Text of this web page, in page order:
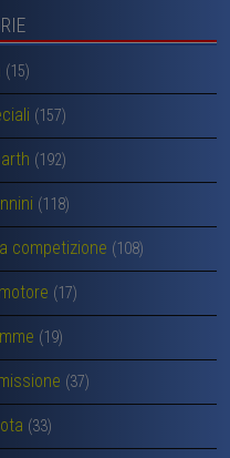
(15)
(157)
(192)
(118)
competizione (108)
(17)
(19)
(37)
(33)